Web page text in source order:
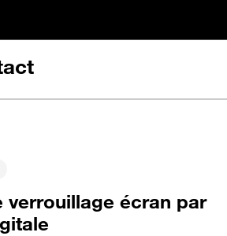
verrouillage écran par